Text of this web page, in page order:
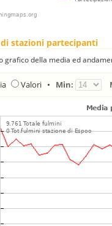
stazioni partecipanti
grafico della media ed
Valori • Min: